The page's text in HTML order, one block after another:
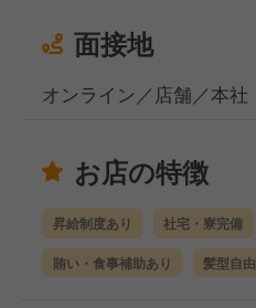
面接地
オンライン／店舗／本社
お店の特徴
昇給制度あり 社宅・寮完備
賄い・食事補助あり 髪型自由